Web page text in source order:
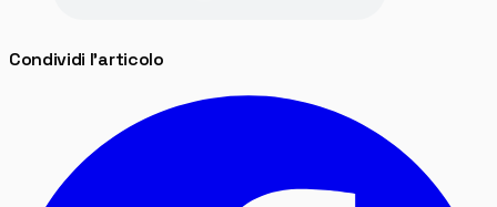
Condividi l'articolo